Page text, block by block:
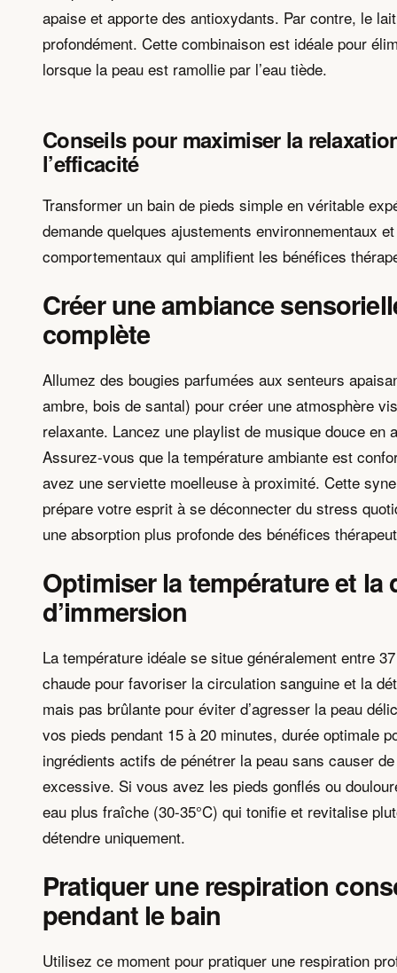
apaise et apporte des antioxydants. Par contre, le
profondément. Cette combinaison est idéale pour
lorsque la peau est ramollie par l’eau tiède.
Conseils pour maximiser la
l’efficacité
Transformer un bain de pieds simple en véritable
demande quelques ajustements environnementaux et
comportementaux qui amplifient les bénéfices
Créer une ambiance
complète
Allumez des bougies parfumées aux senteurs
ambre, bois de santal) pour créer une atmosphère
relaxante. Lancez une playlist de musique douce en
Assurez-vous que la température ambiante est
avez une serviette moelleuse à proximité. Cette
prépare votre esprit à se déconnecter du stress
une absorption plus profonde des bénéfices
Optimiser la température et la
d’immersion
La température idéale se situe généralement entre
chaude pour favoriser la circulation sanguine et la
mais pas brûlante pour éviter d’agresser la peau
vos pieds pendant 15 à 20 minutes, durée optimale
ingrédients actifs de pénétrer la peau sans causer
excessive. Si vous avez les pieds gonflés ou
eau plus fraîche (30-35°C) qui tonifie et revitalise
détendre uniquement.
Pratiquer une respiration
pendant le bain
Utilisez ce moment pour pratiquer une respiration